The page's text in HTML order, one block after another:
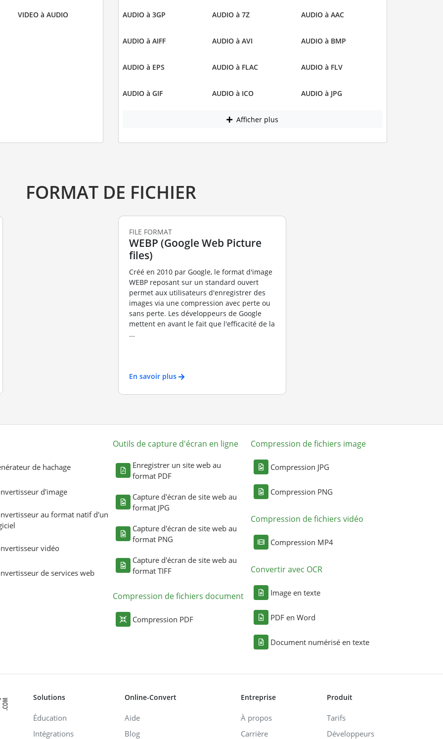
VIDEO à AUDIO AUDIO à 3GP AUDIO à 7Z AUDIO à AAC
AUDIO à AIFF AUDIO à AVI AUDIO à BMP
AUDIO à EPS AUDIO à FLAC AUDIO à FLV
AUDIO à GIF AUDIO à ICO AUDIO à JPG
Afficher plus
FORMAT DE FICHIER
FILE FORMAT
WEBP (Google Web Picture
files)
Créé en 2010 par Google, le format d'image
WEBP reposant sur un standard ouvert
permet aux utilisateurs d'enregistrer des
images via une compression avec perte ou
sans perte. Les développeurs de Google
mettent en avant le fait que l'efficacité de la
...
En savoir plus
de hachage
d'image
au format natif d'un
vidéo
de services web
Outils de capture d'écran en ligne
Enregistrer un site web au
format PDF
Capture d'écran de site web au
format JPG
Capture d'écran de site web au
format PNG
Capture d'écran de site web au
format TIFF
Compression de fichiers document
Compression PDF
Compression de fichiers image
Compression JPG
Compression PNG
Compression de fichiers vidéo
Compression MP4
Convertir avec OCR
Image en texte
PDF en Word
Document numérisé en texte
Solutions
Éducation
Intégrations
Online-Convert
Aide
Blog
Entreprise
À propos
Carrière
Produit
Tarifs
Développeurs